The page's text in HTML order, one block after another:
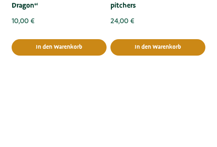
Dragon“
10,00 €
In den Warenkorb
pitchers
24,00 €
In den Warenkorb